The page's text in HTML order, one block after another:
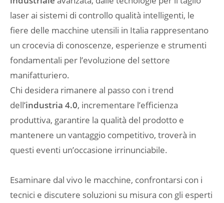
laser ai sistemi di controllo qualità intelligenti, le
fiere delle macchine utensili in Italia rappresentano
un crocevia di conoscenze, esperienze e strumenti
fondamentali per l’evoluzione del settore
manifatturiero.
Chi desidera rimanere al passo con i trend
dell’industria 4.0, incrementare l’efficienza
produttiva, garantire la qualità del prodotto e
mantenere un vantaggio competitivo, troverà in
questi eventi un’occasione irrinunciabile.
Esaminare dal vivo le macchine, confrontarsi con i
tecnici e discutere soluzioni su misura con gli esperti